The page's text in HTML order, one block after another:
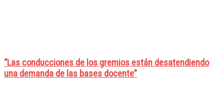
“Las conducciones de los gremios están desatendiendo
una demanda de las bases docente”